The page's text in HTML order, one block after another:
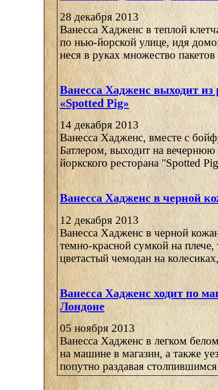
28 декабря 2013
Ванесса Хадженс в теплой
по нью-йорской улице, идя
неся в руках множество пакетов
Ванесса Хадженс выходит из
«Spotted Pig»
14 декабря 2013
Ванесса Хадженс, вместе с
Батлером, выходит на
йоркского ресторана "Spotted
Ванесса Хадженс в черной
12 декабря 2013
Ванесса Хадженс в черной
темно-красной сумкой на плече,
цветастый чемодан на
Ванесса Хадженс ходит по
Лондоне
05 ноября 2013
Ванесса Хадженс в легком
на машине в магазин, а также
попутно раздавая